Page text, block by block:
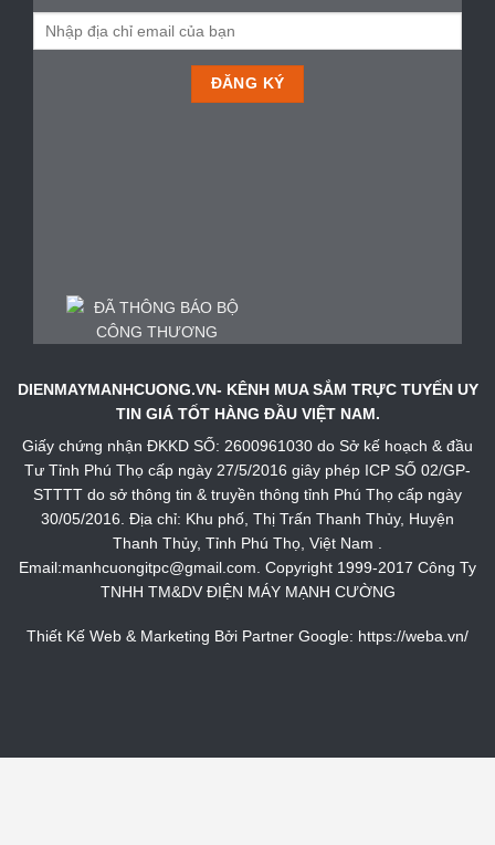
DIENMAYMANHCUONG.VN- KÊNH MUA SẮM TRỰC TUYẾN UY
TIN GIÁ TỐT HÀNG ĐẦU VIỆT NAM.
Giấy chứng nhận ĐKKD SỐ: 2600961030 do Sở kế hoạch & đầu
Tư Tỉnh Phú Thọ cấp ngày 27/5/2016 giây phép ICP SỐ 02/GP-
STTTT do sở thông tin & truyền thông tỉnh Phú Thọ cấp ngày
30/05/2016. Địa chỉ: Khu phố, Thị Trấn Thanh Thủy, Huyện
Thanh Thủy, Tỉnh Phú Thọ, Việt Nam .
Email:manhcuongitpc@gmail.com. Copyright 1999-2017 Công Ty
TNHH TM&DV ĐIỆN MÁY MẠNH CƯỜNG
Thiết Kế Web & Marketing Bởi Partner Google: https://weba.vn/